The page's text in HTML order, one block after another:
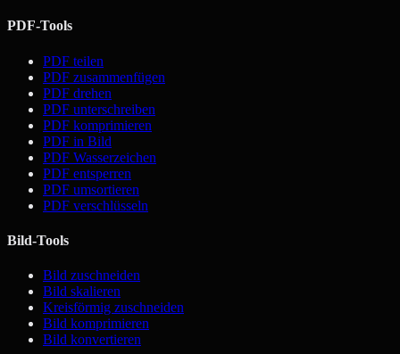
PDF-Tools
PDF teilen
PDF zusammenfügen
PDF drehen
PDF unterschreiben
PDF komprimieren
PDF in Bild
PDF Wasserzeichen
PDF entsperren
PDF umsortieren
PDF verschlüsseln
Bild-Tools
Bild zuschneiden
Bild skalieren
Kreisförmig zuschneiden
Bild komprimieren
Bild konvertieren